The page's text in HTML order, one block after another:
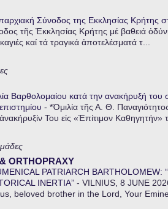
Σύνοδος της Εκκλησίας Κρήτης
τῆς Ἐκκλησίας Κρήτης μέ βαθειά
καί τά τραγικά ἀποτελέσματά τ...
Βαρθολομαίου κατά την ανακήρυξή του
- *Ὁμιλία τῆς Α. Θ.
Του εἰς «Ἐπίτιμον Καθηγητήν»
ORTHOPRAXY
PATRIARCH BARTHOLOMEW:
INERTIA” - VILNIUS, 8 JUNE
beloved brother in the Lord, Your